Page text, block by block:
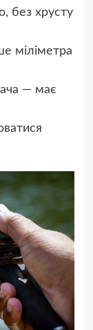
без хрусту
міліметра
— має